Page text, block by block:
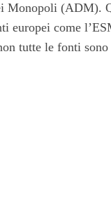
Monopoli (ADM).
europei come
tutte le fonti